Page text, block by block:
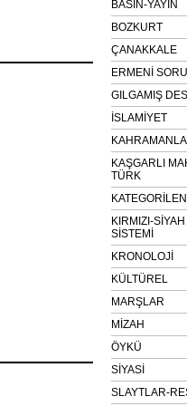
BASIN-YAYIN
BOZKURT
ÇANAKKALE
ERMENİ
GILGAMIŞ
İSLAMİYET
KAŞGARLI
TÜRK
KIRMIZI-
SİSTEMİ
KRONOLOJİ
KÜLTÜREL
MARŞLAR
MİZAH
ÖYKÜ
SİYASİ
SLAYTLAR-